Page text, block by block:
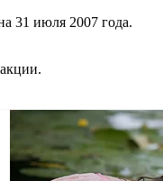
31 июля 2007 года.